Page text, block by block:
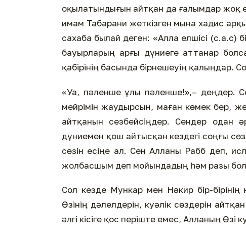
оқылатындығын айтқан да ғалымдар жоқ
имам Табарани жеткізген мына хадис
сахаба былай деген: «Алла елшісі (с.а.с)
бауырларың арғы дүниеге аттанар
қабірінің басында бірнешеуің қалыңдар.
«Уа, пәленше ұлы пәленше!»,– деңдер.
мейрімін жаудырсын, маған көмек бер,
айтқанын сезбейсіңдер. Сендер одан
дүниемен қош айтысқан кездегі соңғы
сөзін есіңе ал. Сен Алланы Рабб деп,
жолбасшым деп мойындадың һәм разы
Сол кезде Мункар мен Нәкир бір-
Өзінің дәлелдерін, куәлік сөздерін
әлгі кісіге қос періште емес, Алланың Өзі